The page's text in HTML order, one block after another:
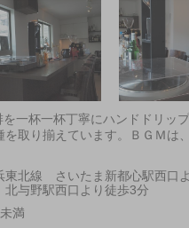
を一杯一杯丁寧にハンドドリッ
を取り揃えています。ＢＧＭは
東北線 さいたま新都心駅西口
与野駅西口より徒歩3分
満